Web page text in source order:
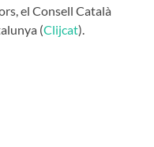
el Consell Català
(Clijcat).